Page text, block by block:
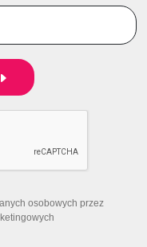
osobowych przez